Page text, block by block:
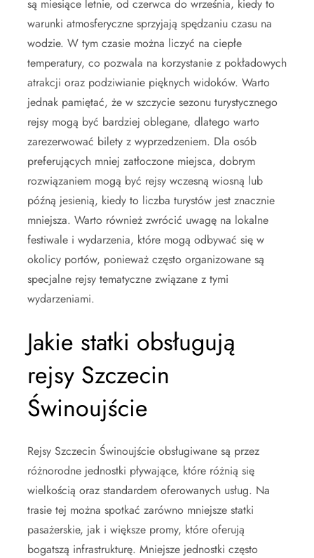
są miesiące letnie, od czerwca do września, kiedy to
warunki atmosferyczne sprzyjają spędzaniu czasu na
wodzie. W tym czasie można liczyć na ciepłe
temperatury, co pozwala na korzystanie z pokładowych
atrakcji oraz podziwianie pięknych widoków. Warto
jednak pamiętać, że w szczycie sezonu turystycznego
rejsy mogą być bardziej oblegane, dlatego warto
zarezerwować bilety z wyprzedzeniem. Dla osób
preferujących mniej zatłoczone miejsca, dobrym
rozwiązaniem mogą być rejsy wczesną wiosną lub
późną jesienią, kiedy to liczba turystów jest znacznie
mniejsza. Warto również zwrócić uwagę na lokalne
festiwale i wydarzenia, które mogą odbywać się w
okolicy portów, ponieważ często organizowane są
specjalne rejsy tematyczne związane z tymi
wydarzeniami.
Jakie statki obsługują
rejsy Szczecin
Świnoujście
Rejsy Szczecin Świnoujście obsługiwane są przez
różnorodne jednostki pływające, które różnią się
wielkością oraz standardem oferowanych usług. Na
trasie tej można spotkać zarówno mniejsze statki
pasażerskie, jak i większe promy, które oferują
bogatszą infrastrukturę. Mniejsze jednostki często